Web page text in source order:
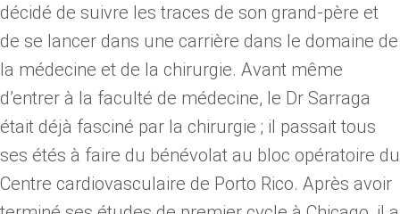
décidé de suivre les traces de son grand-père et
de se lancer dans une carrière dans le domaine de
la médecine et de la chirurgie. Avant même
d’entrer à la faculté de médecine, le Dr Sarraga
était déjà fasciné par la chirurgie ; il passait tous
ses étés à faire du bénévolat au bloc opératoire du
Centre cardiovasculaire de Porto Rico. Après avoir